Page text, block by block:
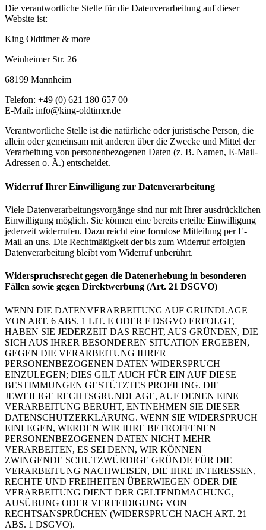
Die verantwortliche Stelle für die Datenverarbeitung auf dieser
Website ist:
King Oldtimer & more
Weinheimer Str. 26
68199 Mannheim
Telefon: +49 (0) 621 180 657 00
E-Mail: info@king-oldtimer.de
Verantwortliche Stelle ist die natürliche oder juristische Person, die
allein oder gemeinsam mit anderen über die Zwecke und Mittel der
Verarbeitung von personenbezogenen Daten (z. B. Namen, E-Mail-
Adressen o. Ä.) entscheidet.
Widerruf Ihrer Einwilligung zur Datenverarbeitung
Viele Datenverarbeitungsvorgänge sind nur mit Ihrer ausdrücklichen
Einwilligung möglich. Sie können eine bereits erteilte Einwilligung
jederzeit widerrufen. Dazu reicht eine formlose Mitteilung per E-
Mail an uns. Die Rechtmäßigkeit der bis zum Widerruf erfolgten
Datenverarbeitung bleibt vom Widerruf unberührt.
Widerspruchsrecht gegen die Datenerhebung in besonderen
Fällen sowie gegen Direktwerbung (Art. 21 DSGVO)
WENN DIE DATENVERARBEITUNG AUF GRUNDLAGE
VON ART. 6 ABS. 1 LIT. E ODER F DSGVO ERFOLGT,
HABEN SIE JEDERZEIT DAS RECHT, AUS GRÜNDEN, DIE
SICH AUS IHRER BESONDEREN SITUATION ERGEBEN,
GEGEN DIE VERARBEITUNG IHRER
PERSONENBEZOGENEN DATEN WIDERSPRUCH
EINZULEGEN; DIES GILT AUCH FÜR EIN AUF DIESE
BESTIMMUNGEN GESTÜTZTES PROFILING. DIE
JEWEILIGE RECHTSGRUNDLAGE, AUF DENEN EINE
VERARBEITUNG BERUHT, ENTNEHMEN SIE DIESER
DATENSCHUTZERKLÄRUNG. WENN SIE WIDERSPRUCH
EINLEGEN, WERDEN WIR IHRE BETROFFENEN
PERSONENBEZOGENEN DATEN NICHT MEHR
VERARBEITEN, ES SEI DENN, WIR KÖNNEN
ZWINGENDE SCHUTZWÜRDIGE GRÜNDE FÜR DIE
VERARBEITUNG NACHWEISEN, DIE IHRE INTERESSEN,
RECHTE UND FREIHEITEN ÜBERWIEGEN ODER DIE
VERARBEITUNG DIENT DER GELTENDMACHUNG,
AUSÜBUNG ODER VERTEIDIGUNG VON
RECHTSANSPRÜCHEN (WIDERSPRUCH NACH ART. 21
ABS. 1 DSGVO).